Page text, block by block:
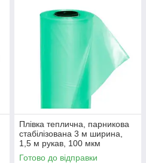
Плівка теплична, парникова
стабілізована 3 м ширина,
1,5 м рукав, 100 мкм
товщина
Готово до відправки